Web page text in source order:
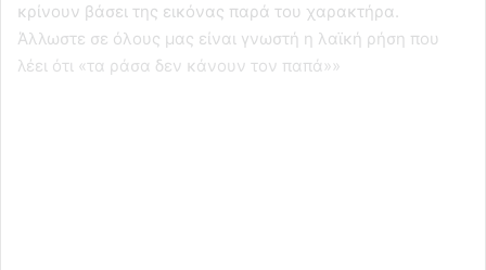
κρίνουν βάσει της εικόνας παρά του χαρακτήρα.
Άλλωστε σε όλους μας είναι γνωστή η λαϊκή ρήση που
λέει ότι «τα ράσα δεν κάνουν τον παπά»»